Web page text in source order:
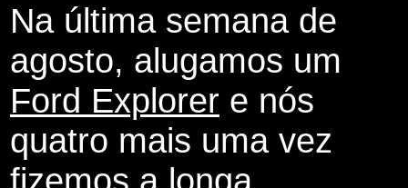
Na última semana de
agosto, alugamos um
Ford Explorer e nós
quatro mais uma vez